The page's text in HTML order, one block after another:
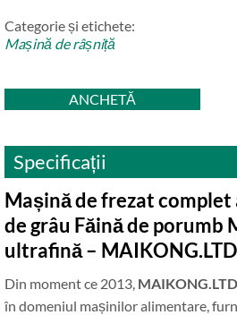
Categorie și etichete:
Mașină de râșniță
ANCHETĂ
Specificații
Mașină de frezat
de grâu Făină de porumb
ultrafină – MAIKONG.LTD
Din moment ce 2013, MAIKONG.LTD
în domeniul mașinilor alimentare,